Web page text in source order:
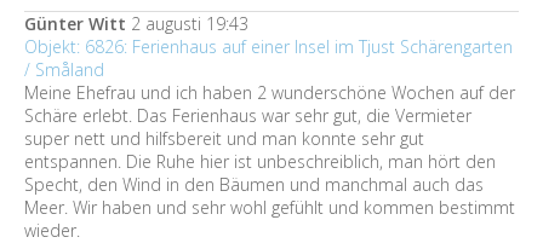
Günter Witt 2 augusti 19:43
Objekt: 6826: Ferienhaus auf einer Insel im Tjust Schärengarten
/ Småland
Meine Ehefrau und ich haben 2 wunderschöne Wochen auf der
Schäre erlebt. Das Ferienhaus war sehr gut, die Vermieter
super nett und hilfsbereit und man konnte sehr gut
entspannen. Die Ruhe hier ist unbeschreiblich, man hört den
Specht, den Wind in den Bäumen und manchmal auch das
Meer. Wir haben und sehr wohl gefühlt und kommen bestimmt
wieder.